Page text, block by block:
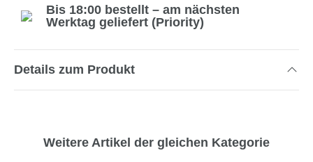
Bis 18:00 bestellt – am nächsten
Werktag geliefert (Priority)
Details zum Produkt
Weitere Artikel der gleichen Kategorie